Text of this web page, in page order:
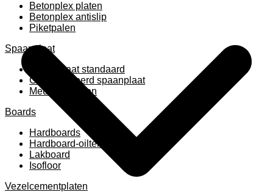
Betonplex platen
Betonplex antislip
Piketpalen
Spaanplaat
Spaanplaat standaard
Geplastificeerd spaanplaat
Meubelpanelen
Boards
Hardboards
Hardboard-oiltemperated
Lakboard
Isofloor
Vezelcementplaten